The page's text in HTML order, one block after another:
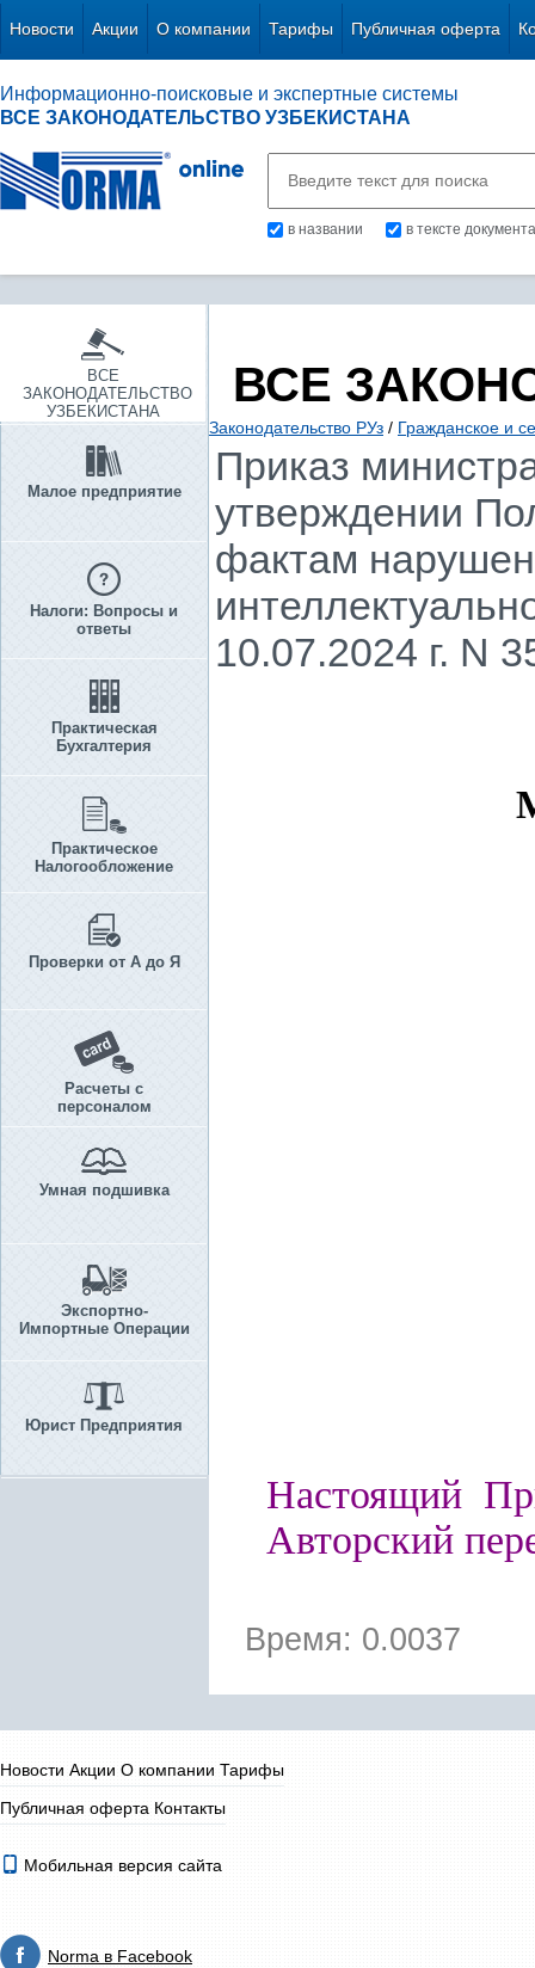
Новости Акции О компании Тарифы Публичная оферта
Информационно-поисковые и экспертные системы
ВСЕ ЗАКОНОДАТЕЛЬСТВО УЗБЕКИСТАНА
в названии в тексте документа
ВСЕ
ЗАКОНОДАТЕЛЬСТВО
УЗБЕКИСТАНА
Малое предприятие
Налоги: Вопросы и
ответы
Практическая
Бухгалтерия
Практическое
Налогообложение
Проверки от А до Я
Расчеты с
персоналом
Умная подшивка
Экспортно-
Импортные Операции
Юрист Предприятия
ВСЕ
Законодательство РУз / Гражданское и
Приказ
утверждении
фактам
10.07.2024 г. N
Настоящий
Авторский
Время: 0.0037
Новости Акции О компании Тарифы
Публичная оферта Контакты
Мобильная версия сайта
Norma в Facebook